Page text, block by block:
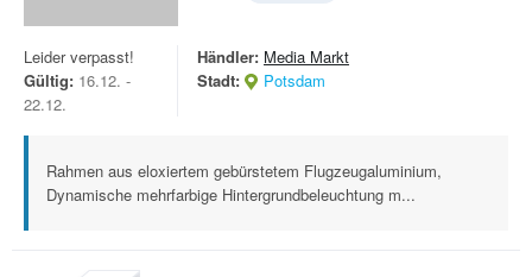
Leider verpasst!
Gültig: 16.12. -
22.12.
Händler: Media Markt
Stadt:
Potsdam
Rahmen aus eloxiertem gebürstetem Flugzeugaluminium,
Dynamische mehrfarbige Hintergrundbeleuchtung m...